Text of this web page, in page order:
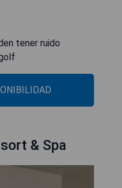
tener ruido
& Spa